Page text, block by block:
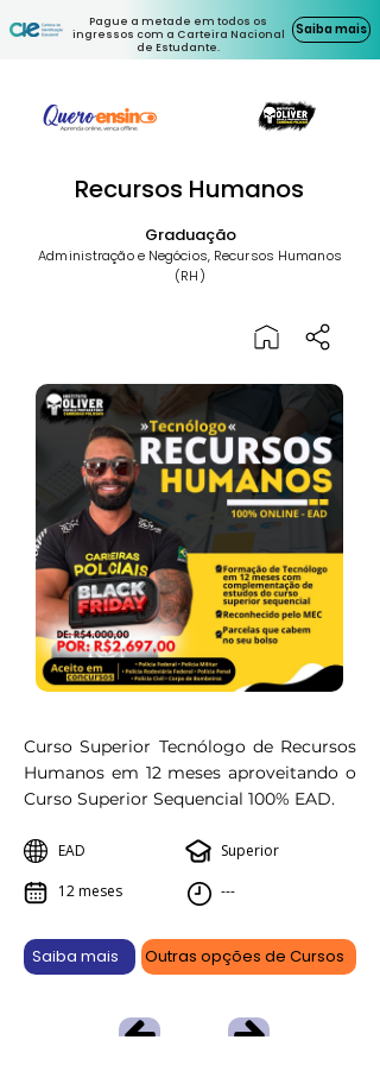
Pague a metade em todos os
ingressos com a Carteira Nacional
de Estudante.
Saiba mais
Recursos Humanos
Graduação
Administração e Negócios, Recursos Humanos
(RH)
Curso Superior Tecnólogo de Recursos
Humanos em 12 meses aproveitando o
Curso Superior Sequencial 100% EAD.
EAD
12 meses
Superior
---
Saiba mais Outras opções de Cursos